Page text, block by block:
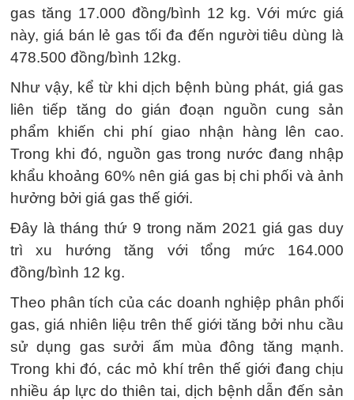
gas tăng 17.000 đồng/bình 12 kg. Với mức giá
này, giá bán lẻ gas tối đa đến người tiêu dùng là
478.500 đồng/bình 12kg.
Như vậy, kể từ khi dịch bệnh bùng phát, giá gas
liên tiếp tăng do gián đoạn nguồn cung sản
phẩm khiến chi phí giao nhận hàng lên cao.
Trong khi đó, nguồn gas trong nước đang nhập
khẩu khoảng 60% nên giá gas bị chi phối và ảnh
hưởng bởi giá gas thế giới.
Đây là tháng thứ 9 trong năm 2021 giá gas duy
trì xu hướng tăng với tổng mức 164.000
đồng/bình 12 kg.
Theo phân tích của các doanh nghiệp phân phối
gas, giá nhiên liệu trên thế giới tăng bởi nhu cầu
sử dụng gas sưởi ấm mùa đông tăng mạnh.
Trong khi đó, các mỏ khí trên thế giới đang chịu
nhiều áp lực do thiên tai, dịch bệnh dẫn đến sản